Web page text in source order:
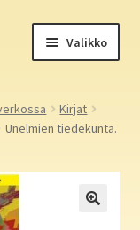
Valikko
Kirjat
Unelmien tiedekunta.